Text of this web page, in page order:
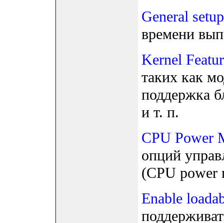
General setup
времени
Kernel
таких как
поддержка
и т. п.
CPU Power
опций
(CPU power
Enable